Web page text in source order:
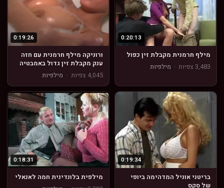
0:20:13
מילף חרמנית מקבלת זין כפול
3,483 צפיות
· מילפיות
0:19:26
ורוניקה מילף חרמנית עם חזה
ענק מקבלת זין גדול באמבטיה
4,045 צפיות
· מילפיות
0:19:34
בריטני אוניל המדהימה ביופי
של סקס
0:18:31
מילפית בלונדינית חמה לאנאלי